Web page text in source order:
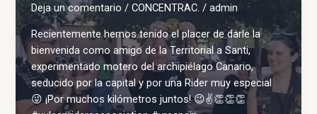
…
Deja un comentario /CONCENTRAC. /admin
Recientemente hemos tenido el placer de darle la
bienvenida como amigo de la Territorial a Santi,
experimentado motero del archipiélago Canario,
seducido por la capital y por una Rider muy especial
😜 ¡Por muchos kilómetros juntos! 😉✌️👏👏👏